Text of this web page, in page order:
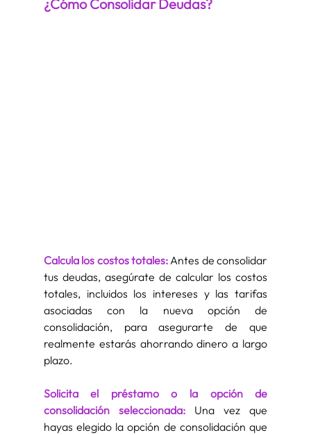
¿Cómo Consolidar Deudas?
Calcula los costos totales: Antes de consolidar
tus deudas, asegúrate de calcular los costos
totales, incluidos los intereses y las tarifas
asociadas con la nueva opción de
consolidación, para asegurarte de que
realmente estarás ahorrando dinero a largo
plazo.
Solicita el préstamo o la opción de
consolidación seleccionada: Una vez que
hayas elegido la opción de consolidación que